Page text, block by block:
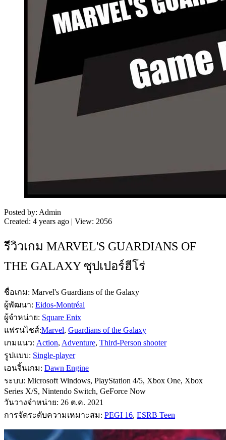
Posted by: Admin
Created: 4 years ago | View: 2056
รีวิวเกม MARVEL'S GUARDIANS OF
THE GALAXY ซุปเปอร์ฮีโร่
ชื่อเกม: Marvel's Guardians of the Galaxy
ผู้พัฒนา: Eidos-Montréal
ผู้จำหน่าย: Square Enix
แฟรนไชส์:Marvel, Guardians of the Galaxy
เกมแนว: Action, Adventure, Third-Person shooter
รูปแบบ: Single-player
เอนจิ้นเกม: Dawn Engine
ระบบ: Microsoft Windows, PlayStation 4/5, Xbox One, Xbox
Series X/S, Nintendo Switch, GeForce Now
วันวางจำหน่าย: 26 ต.ค. 2021
การจัดระดับความเหมาะสม: PEGI 16, ESRB Teen